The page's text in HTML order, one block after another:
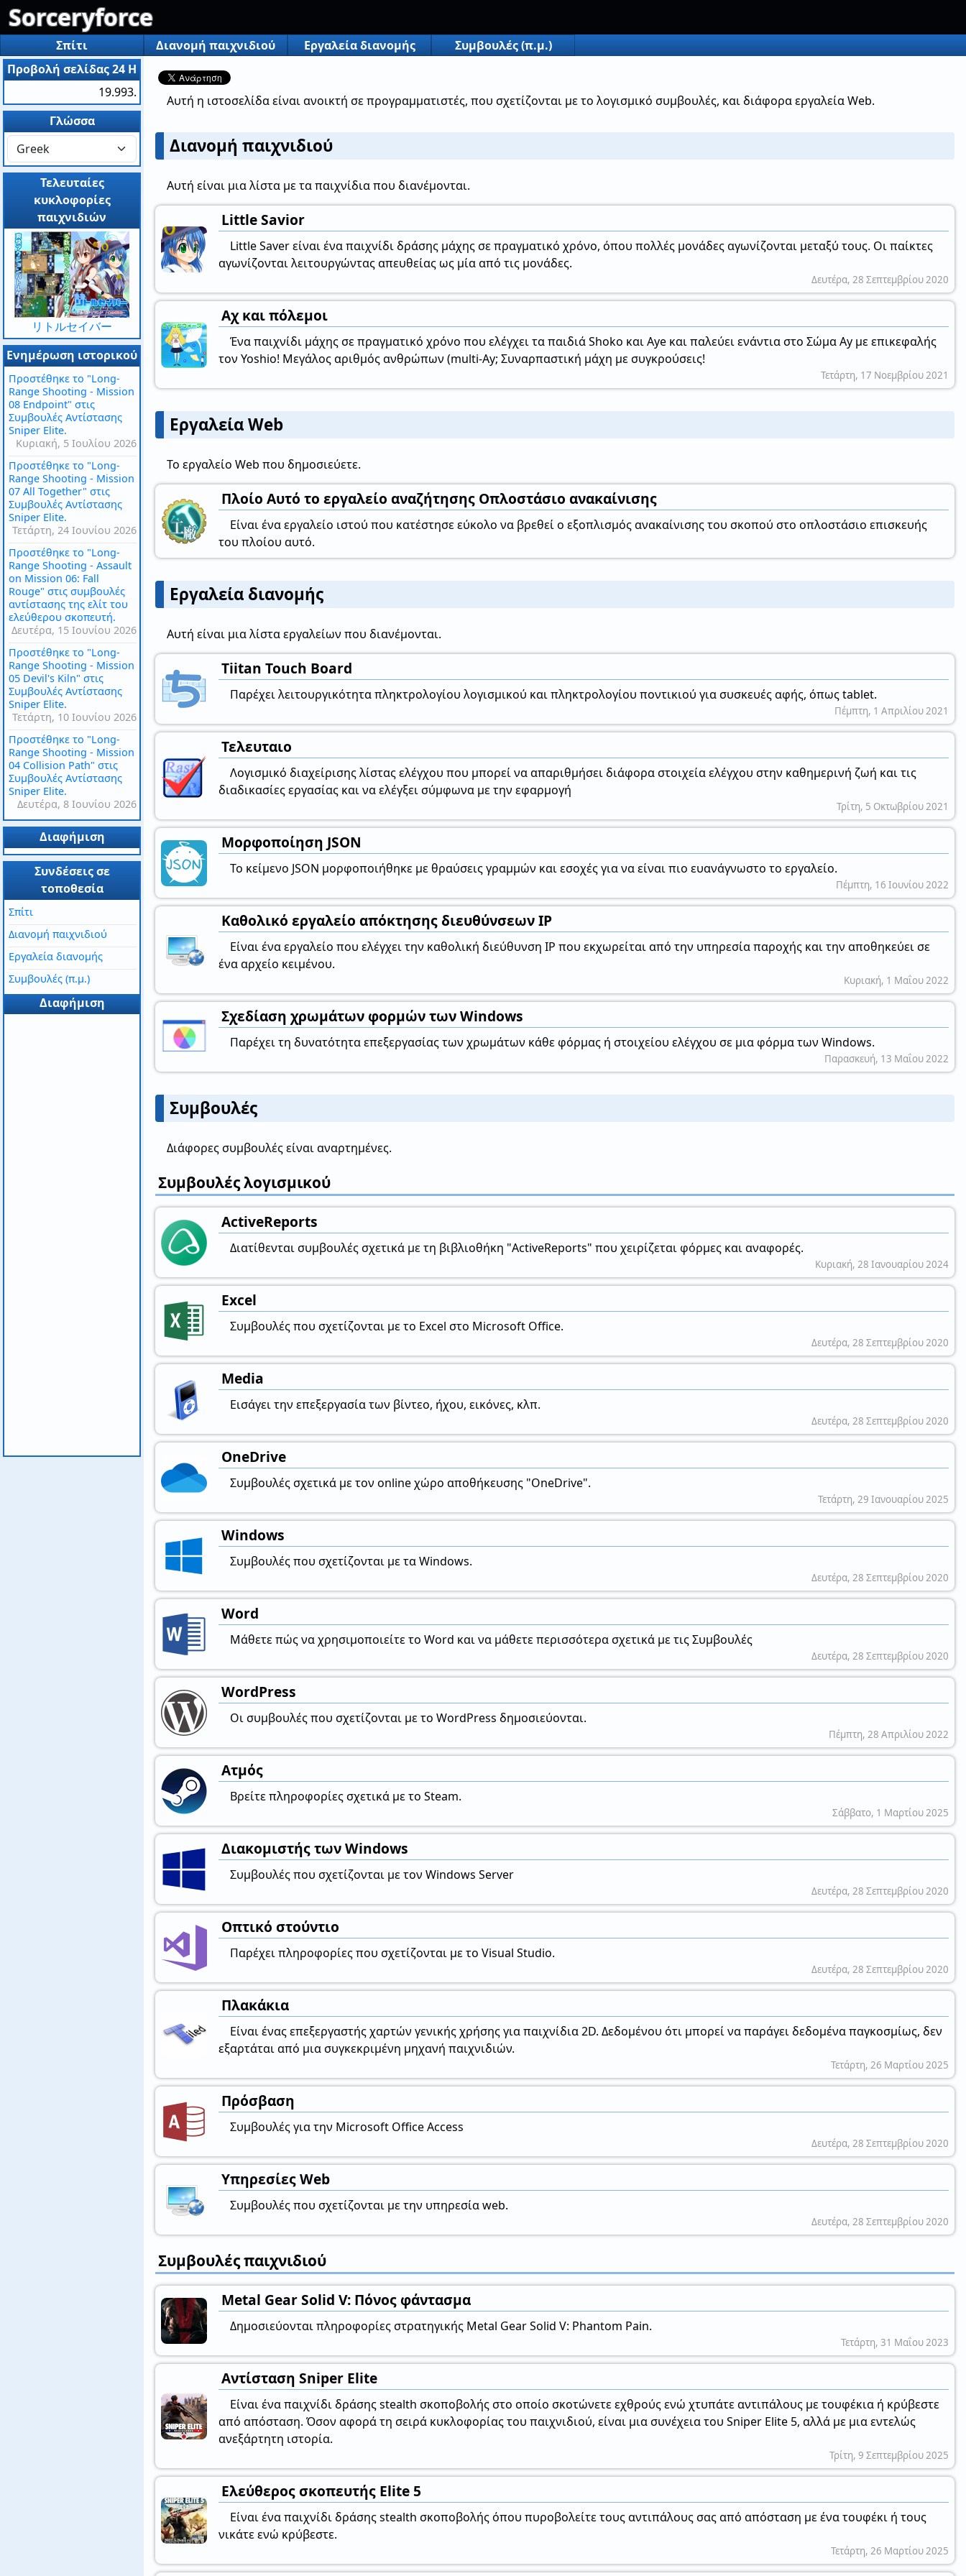
Sorceryforce
Σπίτι Διανομή παιχνιδιού Εργαλεία διανομής Συμβουλές (π.μ.)
Αυτή η ιστοσελίδα είναι ανοικτή σε προγραμματιστές, που σχετίζονται με το λογισμικό συμβουλές, και διάφορα εργαλεία Web.
Διανομή παιχνιδιού
Αυτή είναι μια λίστα με τα παιχνίδια που διανέμονται.
Little Savior
Little Saver είναι ένα παιχνίδι δράσης μάχης σε πραγματικό χρόνο, όπου πολλές μονάδες αγωνίζονται μεταξύ τους. Οι παίκτες
αγωνίζονται λειτουργώντας απευθείας ως μία από τις μονάδες.
Δευτέρα, 28 Σεπτεμβρίου 2020
Αχ και πόλεμοι
Ένα παιχνίδι μάχης σε πραγματικό χρόνο που ελέγχει τα παιδιά Shoko και Aye και παλεύει ενάντια στο Σώμα Ay με επικεφαλής
τον Yoshio! Μεγάλος αριθμός ανθρώπων (multi-Ay; Συναρπαστική μάχη με συγκρούσεις!
Τετάρτη, 17 Νοεμβρίου 2021
Εργαλεία Web
Το εργαλείο Web που δημοσιεύετε.
Πλοίο Αυτό το εργαλείο αναζήτησης Οπλοστάσιο ανακαίνισης
Είναι ένα εργαλείο ιστού που κατέστησε εύκολο να βρεθεί ο εξοπλισμός ανακαίνισης του σκοπού στο οπλοστάσιο επισκευής
του πλοίου αυτό.
Εργαλεία διανομής
Αυτή είναι μια λίστα εργαλείων που διανέμονται.
Tiitan Touch Board
Παρέχει λειτουργικότητα πληκτρολογίου λογισμικού και πληκτρολογίου ποντικιού για συσκευές αφής, όπως tablet.
Πέμπτη, 1 Απριλίου 2021
Τελευταιο
Λογισμικό διαχείρισης λίστας ελέγχου που μπορεί να απαριθμήσει διάφορα στοιχεία ελέγχου στην καθημερινή ζωή και τις
διαδικασίες εργασίας και να ελέγξει σύμφωνα με την εφαρμογή
Τρίτη, 5 Οκτωβρίου 2021
Μορφοποίηση JSON
Το κείμενο JSON μορφοποιήθηκε με θραύσεις γραμμών και εσοχές για να είναι πιο ευανάγνωστο το εργαλείο.
Πέμπτη, 16 Ιουνίου 2022
Καθολικό εργαλείο απόκτησης διευθύνσεων IP
Είναι ένα εργαλείο που ελέγχει την καθολική διεύθυνση IP που εκχωρείται από την υπηρεσία παροχής και την αποθηκεύει σε
ένα αρχείο κειμένου.
Κυριακή, 1 Μαΐου 2022
Σχεδίαση χρωμάτων φορμών των Windows
Παρέχει τη δυνατότητα επεξεργασίας των χρωμάτων κάθε φόρμας ή στοιχείου ελέγχου σε μια φόρμα των Windows.
Παρασκευή, 13 Μαΐου 2022
Συμβουλές
Διάφορες συμβουλές είναι αναρτημένες.
Συμβουλές λογισμικού
ActiveReports
Διατίθενται συμβουλές σχετικά με τη βιβλιοθήκη "ActiveReports" που χειρίζεται φόρμες και αναφορές.
Κυριακή, 28 Ιανουαρίου 2024
Excel
Συμβουλές που σχετίζονται με το Excel στο Microsoft Office.
Δευτέρα, 28 Σεπτεμβρίου 2020
Media
Εισάγει την επεξεργασία των βίντεο, ήχου, εικόνες, κλπ.
Δευτέρα, 28 Σεπτεμβρίου 2020
OneDrive
Συμβουλές σχετικά με τον online χώρο αποθήκευσης "OneDrive".
Τετάρτη, 29 Ιανουαρίου 2025
Windows
Συμβουλές που σχετίζονται με τα Windows.
Δευτέρα, 28 Σεπτεμβρίου 2020
Word
Μάθετε πώς να χρησιμοποιείτε το Word και να μάθετε περισσότερα σχετικά με τις Συμβουλές
Δευτέρα, 28 Σεπτεμβρίου 2020
WordPress
Οι συμβουλές που σχετίζονται με το WordPress δημοσιεύονται.
Πέμπτη, 28 Απριλίου 2022
Ατμός
Βρείτε πληροφορίες σχετικά με το Steam.
Σάββατο, 1 Μαρτίου 2025
Διακομιστής των Windows
Συμβουλές που σχετίζονται με τον Windows Server
Δευτέρα, 28 Σεπτεμβρίου 2020
Οπτικό στούντιο
Παρέχει πληροφορίες που σχετίζονται με το Visual Studio.
Δευτέρα, 28 Σεπτεμβρίου 2020
Πλακάκια
Είναι ένας επεξεργαστής χαρτών γενικής χρήσης για παιχνίδια 2D. Δεδομένου ότι μπορεί να παράγει δεδομένα παγκοσμίως, δεν
εξαρτάται από μια συγκεκριμένη μηχανή παιχνιδιών.
Τετάρτη, 26 Μαρτίου 2025
Πρόσβαση
Συμβουλές για την Microsoft Office Access
Δευτέρα, 28 Σεπτεμβρίου 2020
Υπηρεσίες Web
Συμβουλές που σχετίζονται με την υπηρεσία web.
Δευτέρα, 28 Σεπτεμβρίου 2020
Συμβουλές παιχνιδιού
Metal Gear Solid V: Πόνος φάντασμα
Δημοσιεύονται πληροφορίες στρατηγικής Metal Gear Solid V: Phantom Pain.
Τετάρτη, 31 Μαΐου 2023
Αντίσταση Sniper Elite
Είναι ένα παιχνίδι δράσης stealth σκοποβολής στο οποίο σκοτώνετε εχθρούς ενώ χτυπάτε αντιπάλους με τουφέκια ή κρύβεστε
από απόσταση. Όσον αφορά τη σειρά κυκλοφορίας του παιχνιδιού, είναι μια συνέχεια του Sniper Elite 5, αλλά με μια εντελώς
ανεξάρτητη ιστορία.
Τρίτη, 9 Σεπτεμβρίου 2025
Ελεύθερος σκοπευτής Elite 5
Είναι ένα παιχνίδι δράσης stealth σκοποβολής όπου πυροβολείτε τους αντιπάλους σας από απόσταση με ένα τουφέκι ή τους
νικάτε ενώ κρύβεστε.
Τετάρτη, 26 Μαρτίου 2025
Προβολή σελίδας 24 H
19.993.
Γλώσσα
Τελευταίες
κυκλοφορίες
παιχνιδιών
リトルセイバー
Ενημέρωση ιστορικού
Προστέθηκε το "Long-
Range Shooting - Mission
08 Endpoint" στις
Συμβουλές Αντίστασης
Sniper Elite.
Κυριακή, 5 Ιουλίου 2026
Προστέθηκε το "Long-
Range Shooting - Mission
07 All Together" στις
Συμβουλές Αντίστασης
Sniper Elite.
Τετάρτη, 24 Ιουνίου 2026
Προστέθηκε το "Long-
Range Shooting - Assault
on Mission 06: Fall
Rouge" στις συμβουλές
αντίστασης της ελίτ του
ελεύθερου σκοπευτή.
Δευτέρα, 15 Ιουνίου 2026
Προστέθηκε το "Long-
Range Shooting - Mission
05 Devil's Kiln" στις
Συμβουλές Αντίστασης
Sniper Elite.
Τετάρτη, 10 Ιουνίου 2026
Προστέθηκε το "Long-
Range Shooting - Mission
04 Collision Path" στις
Συμβουλές Αντίστασης
Sniper Elite.
Δευτέρα, 8 Ιουνίου 2026
Διαφήμιση
Συνδέσεις σε
τοποθεσία
Σπίτι
Διανομή παιχνιδιού
Εργαλεία διανομής
Συμβουλές (π.μ.)
Διαφήμιση